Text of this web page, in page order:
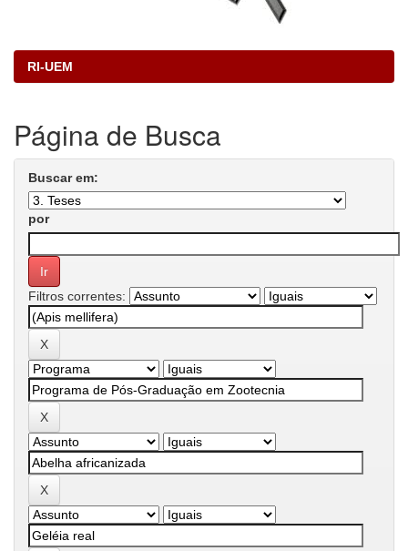
RI-UEM
Página de Busca
Buscar em:
por
Filtros correntes: